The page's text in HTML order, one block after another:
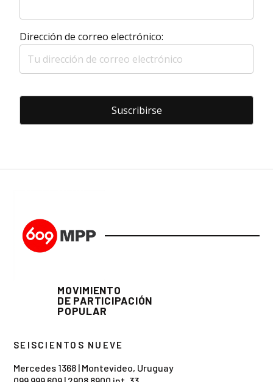
Dirección de correo electrónico:
MOVIMIENTO
DE PARTICIPACIÓN
POPULAR
SEISCIENTOS NUEVE
Mercedes 1368 | Montevideo, Uruguay